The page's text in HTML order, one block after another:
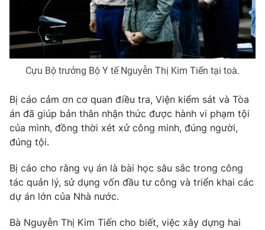
Thị trường 24h Tấm lòng Việt
VTV4 Vươn mình bằng AI
VTV9 VTV8
Liên hệ tòa soạn English
THỜI BÁO VTV
Cựu Bộ trưởng Bộ Y tế Nguyễn Thị Kim Tiến tại toà.
Bị cáo cảm ơn cơ quan điều tra, Viện kiểm sát và Tòa
án đã giúp bản thân nhận thức được hành vi phạm tội
của mình, đồng thời xét xử công minh, đúng người,
đúng tội.
Bị cáo cho rằng vụ án là bài học sâu sắc trong công
tác quản lý, sử dụng vốn đầu tư công và triển khai các
dự án lớn của Nhà nước.
Bà Nguyễn Thị Kim Tiến cho biết, việc xây dựng hai